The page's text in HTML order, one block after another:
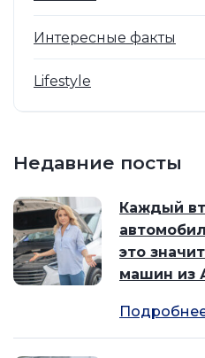
Интересные факты
Lifestyle
Недавние посты
Каждый
это
машин из